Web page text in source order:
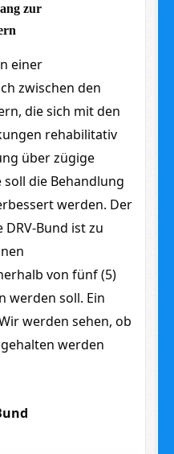
zur
einer
zwischen den
die sich mit den
rehabilitativ
über zügige
die Behandlung
werden. Der
Bund ist zu
von fünf (5)
werden soll. Ein
werden sehen, ob
werden